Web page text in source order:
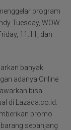
program
Tuesday, WOW
11.11, dan
banyak
adanya Online
bisa
di Lazada.co.id.
promo
sepanjang